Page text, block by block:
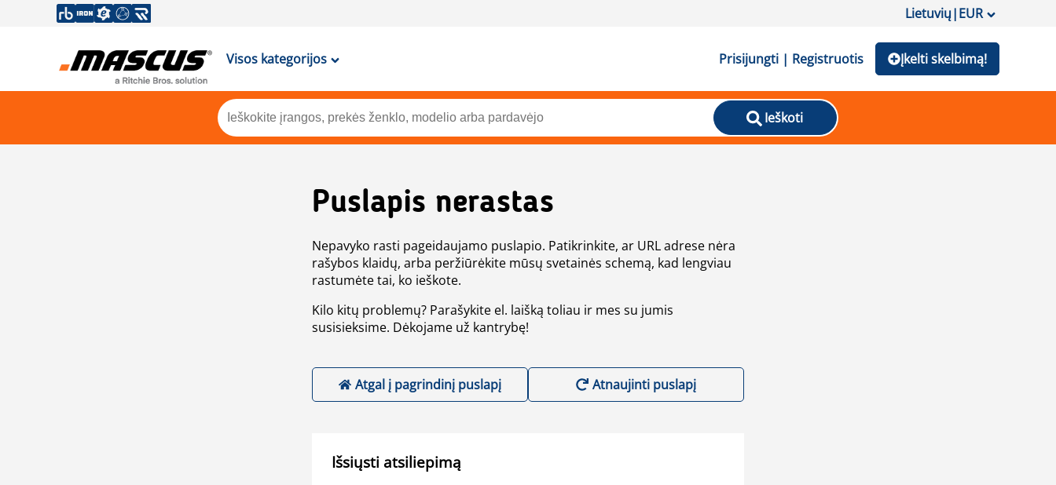
Lietuvių|EUR
Visos kategorijos Prisijungti | Registruotis Įkelti skelbimą!
Ieškoti
Puslapis nerastas
Nepavyko rasti pageidaujamo puslapio. Patikrinkite, ar URL adrese nėra
rašybos klaidų, arba peržiūrėkite mūsų svetainės schemą, kad lengviau
rastumėte tai, ko ieškote.
Kilo kitų problemų? Parašykite el. laišką toliau ir mes su jumis
susisieksime. Dėkojame už kantrybę!
Atgal į pagrindinį puslapį Atnaujinti puslapį
Išsiųsti atsiliepimą